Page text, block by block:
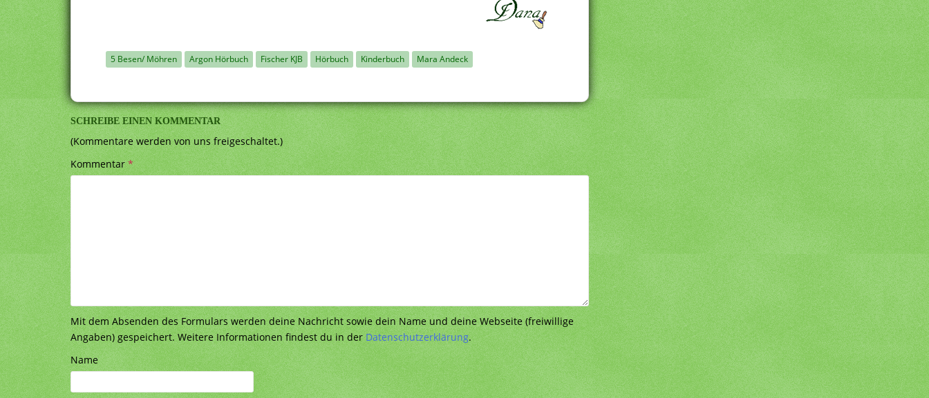
5 Besen/ Möhren Argon Hörbuch Fischer KJB Hörbuch Kinderbuch Mara Andeck
SCHREIBE EINEN KOMMENTAR
(Kommentare werden von uns freigeschaltet.)
Kommentar*
Mit dem Absenden des Formulars werden deine Nachricht sowie dein Name und deine Webseite (freiwillige
Angaben) gespeichert. Weitere Informationen findest du in derDatenschutzerklärung.
Name